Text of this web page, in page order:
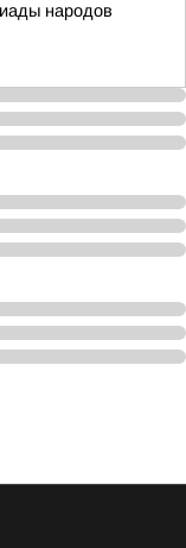
народов